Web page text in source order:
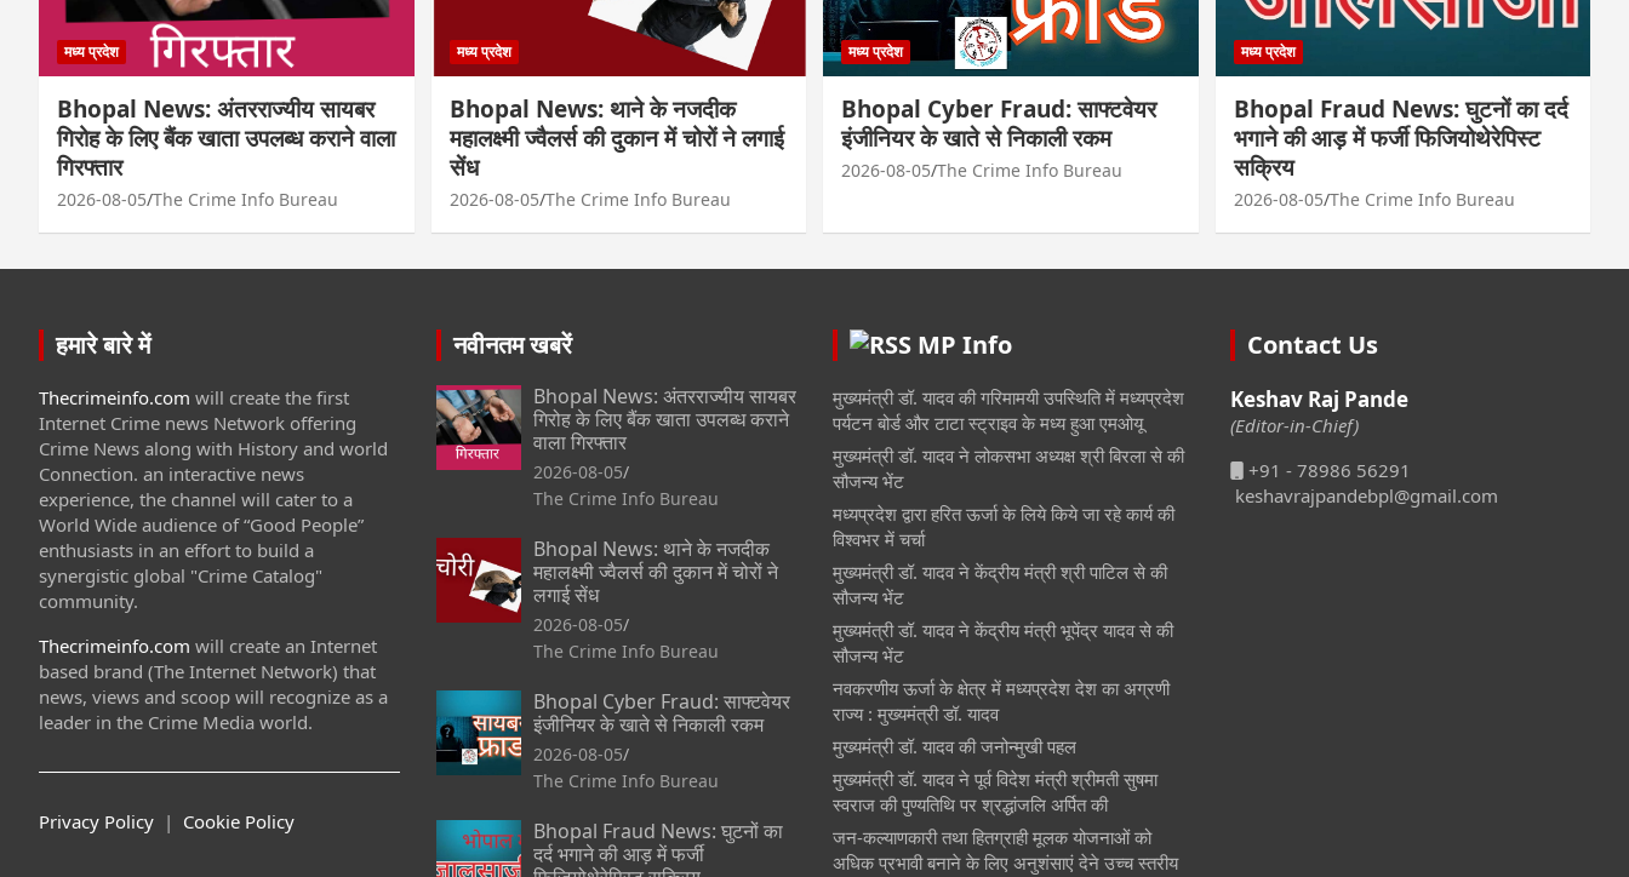
मध्य प्रदेश
Bhopal News: अंतरराज्यीय सायबर
गिरोह के लिए बैंक खाता उपलब्ध कराने वाला
गिरफ्तार
2026-08-05 The Crime Info Bureau
मध्य प्रदेश
Bhopal News: थाने के नजदीक
महालक्ष्मी ज्वैलर्स की दुकान में चोरों ने लगाई
सेंध
2026-08-05 The Crime Info Bureau
मध्य प्रदेश
Bhopal Cyber Fraud: साफ्टवेयर
इंजीनियर के खाते से निकाली रकम
2026-08-05 The Crime Info Bureau
मध्य प्रदेश
Bhopal Fraud News: घुटनों का दर्द
भगाने की आड़ में फर्जी फिजियोथेरेपिस्ट
सक्रिय
2026-08-05 The Crime Info Bureau
हमारे बारे में
Thecrimeinfo.com will create the first
Internet Crime news Network offering
Crime News along with History and world
Connection. an interactive news
experience, the channel will cater to a
World Wide audience of “Good People”
enthusiasts in an effort to build a
synergistic global "Crime Catalog"
community.
Thecrimeinfo.com will create an Internet
based brand (The Internet Network) that
news, views and scoop will recognize as a
leader in the Crime Media world.
Privacy Policy | Cookie Policy
नवीनतम खबरें
Bhopal News: अंतरराज्यीय सायबर
गिरोह के लिए बैंक खाता उपलब्ध कराने
वाला गिरफ्तार
2026-08-05
The Crime Info Bureau
Bhopal News: थाने के नजदीक
महालक्ष्मी ज्वैलर्स की दुकान में चोरों ने
लगाई सेंध
2026-08-05
The Crime Info Bureau
Bhopal Cyber Fraud: साफ्टवेयर
इंजीनियर के खाते से निकाली रकम
2026-08-05
The Crime Info Bureau
Bhopal Fraud News: घुटनों का
दर्द भगाने की आड़ में फर्जी
MP Info
मुख्यमंत्री डॉ. यादव की गरिमामयी उपस्थिति में मध्यप्रदेश
पर्यटन बोर्ड और टाटा स्ट्राइव के मध्य हुआ एमओयू
मुख्यमंत्री डॉ. यादव ने लोकसभा अध्यक्ष श्री बिरला से की
सौजन्य भेंट
मध्यप्रदेश द्वारा हरित ऊर्जा के लिये किये जा रहे कार्य की
विश्वभर में चर्चा
मुख्यमंत्री डॉ. यादव ने केंद्रीय मंत्री श्री पाटिल से की
सौजन्य भेंट
मुख्यमंत्री डॉ. यादव ने केंद्रीय मंत्री भूपेंद्र यादव से की
सौजन्य भेंट
नवकरणीय ऊर्जा के क्षेत्र में मध्यप्रदेश देश का अग्रणी
राज्य : मुख्यमंत्री डॉ. यादव
मुख्यमंत्री डॉ. यादव की जनोन्मुखी पहल
मुख्यमंत्री डॉ. यादव ने पूर्व विदेश मंत्री श्रीमती सुषमा
स्वराज की पुण्यतिथि पर श्रद्धांजलि अर्पित की
जन-कल्याणकारी तथा हितग्राही मूलक योजनाओं को
अधिक प्रभावी बनाने के लिए अनुशंसाएं देने उच्च स्तरीय
Contact Us
Keshav Raj Pande
(Editor-in-Chief)
+91 - 78986 56291
keshavrajpandebpl@gmail.com